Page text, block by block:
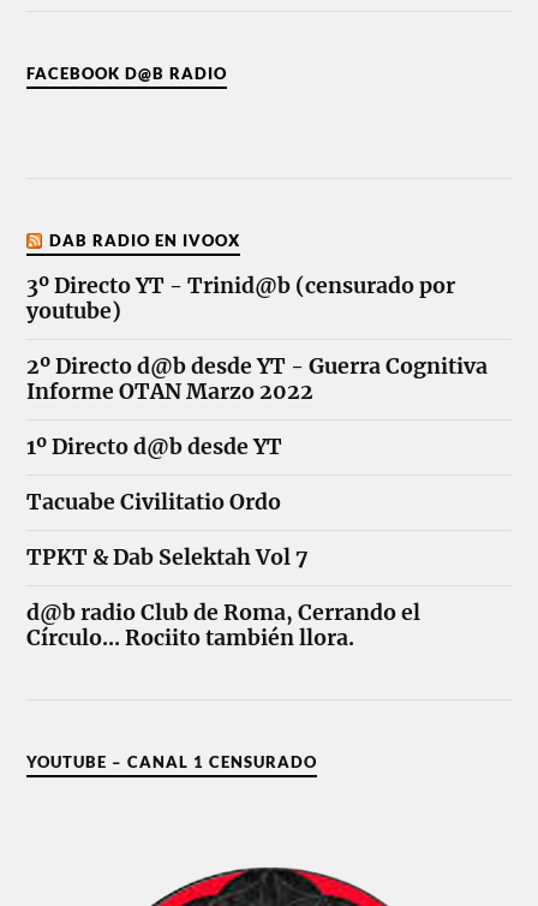
FACEBOOK D@B RADIO
DAB RADIO EN IVOOX
3º Directo YT - Trinid@b (censurado por
youtube)
2º Directo d@b desde YT - Guerra Cognitiva
Informe OTAN Marzo 2022
1º Directo d@b desde YT
Tacuabe Civilitatio Ordo
TPKT & Dab Selektah Vol 7
d@b radio Club de Roma, Cerrando el
Círculo... Rociito también llora.
YOUTUBE – CANAL 1 CENSURADO